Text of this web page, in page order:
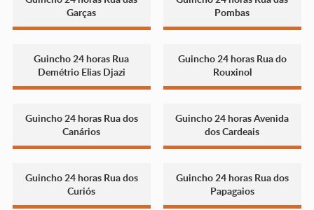
Garças
Pombas
Guincho 24 horas Rua
Demétrio Elias Djazi
Guincho 24 horas Rua do
Rouxinol
Guincho 24 horas Rua dos
Canários
Guincho 24 horas Avenida
dos Cardeais
Guincho 24 horas Rua dos
Curiós
Guincho 24 horas Rua dos
Papagaios